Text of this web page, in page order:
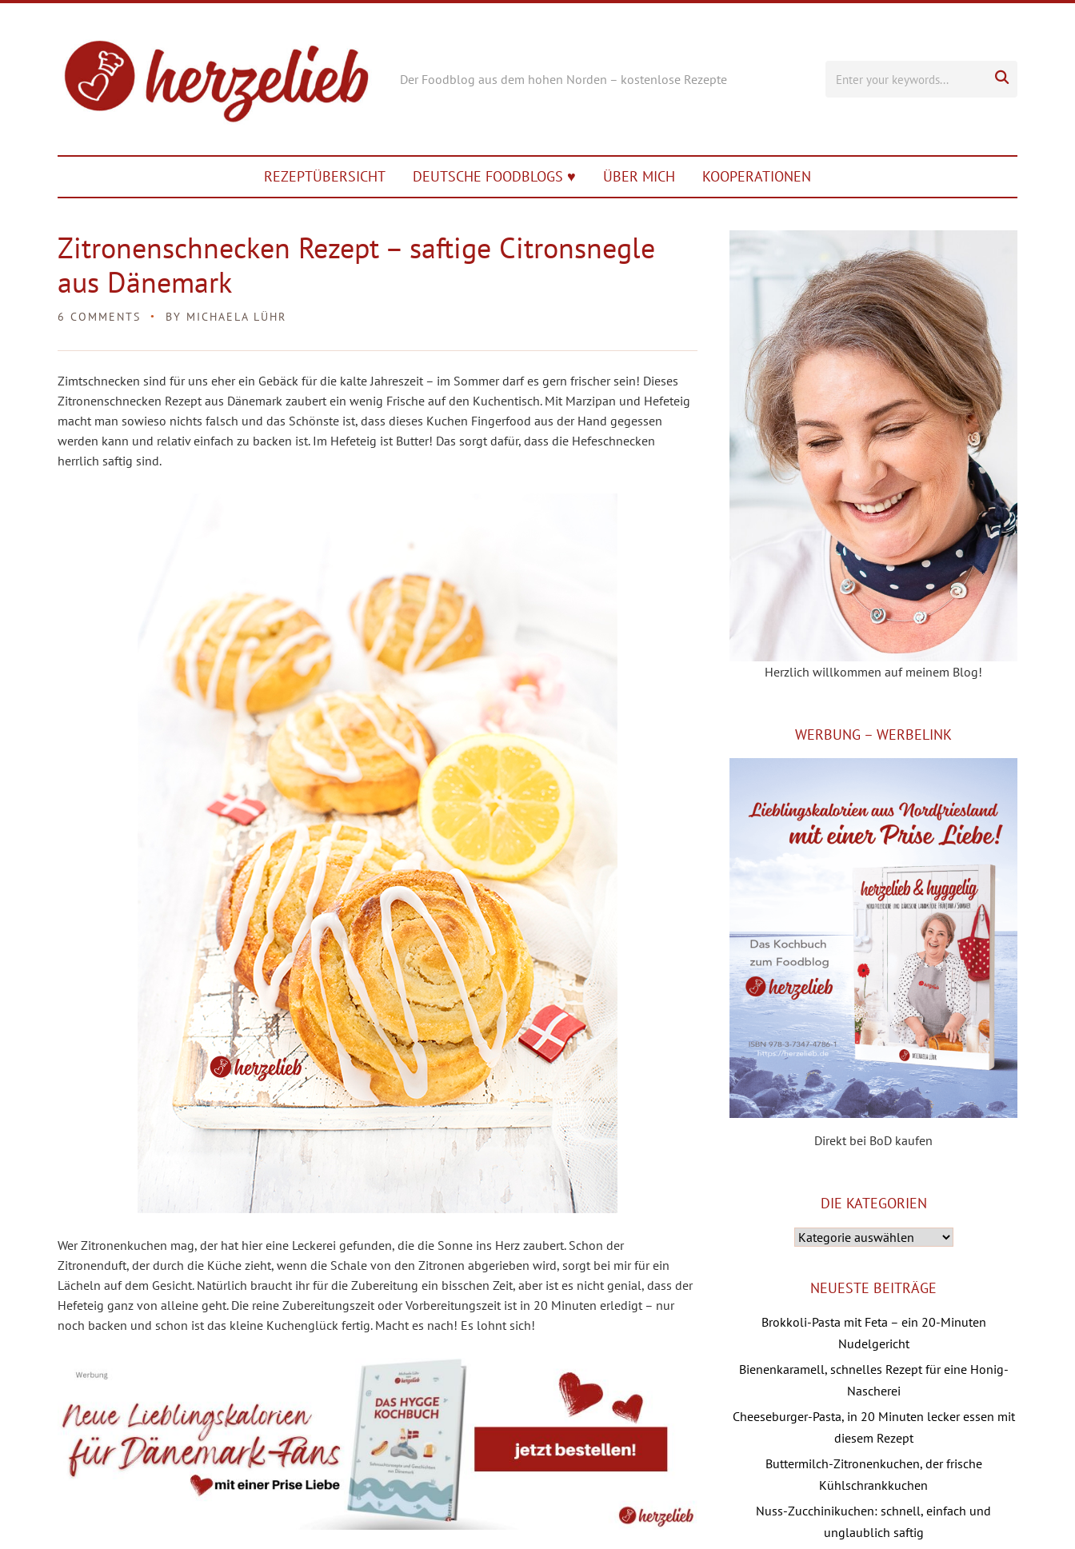
Der Foodblog aus dem hohen Norden – kostenlose Rezepte 
REZEPTÜBERSICHT DEUTSCHE FOODBLOGS ♥︎ ÜBER MICH KOOPERATIONEN
Zitronenschnecken Rezept – saftige Citronsnegle
aus Dänemark
6 COMMENTS BY MICHAELA LÜHR
Zimtschnecken sind für uns eher ein Gebäck für die kalte Jahreszeit – im Sommer darf es gern frischer sein! Dieses
Zitronenschnecken Rezept aus Dänemark zaubert ein wenig Frische auf den Kuchentisch. Mit Marzipan und Hefeteig
macht man sowieso nichts falsch und das Schönste ist, dass dieses Kuchen Fingerfood aus der Hand gegessen
werden kann und relativ einfach zu backen ist. Im Hefeteig ist Butter! Das sorgt dafür, dass die Hefeschnecken
herrlich saftig sind.
Wer Zitronenkuchen mag, der hat hier eine Leckerei gefunden, die die Sonne ins Herz zaubert. Schon der
Zitronenduft, der durch die Küche zieht, wenn die Schale von den Zitronen abgerieben wird, sorgt bei mir für ein
Lächeln auf dem Gesicht. Natürlich braucht ihr für die Zubereitung ein bisschen Zeit, aber ist es nicht genial, dass der
Hefeteig ganz von alleine geht. Die reine Zubereitungszeit oder Vorbereitungszeit ist in 20 Minuten erledigt – nur
noch backen und schon ist das kleine Kuchenglück fertig. Macht es nach! Es lohnt sich!
Herzlich willkommen auf meinem Blog!
WERBUNG – WERBELINK
Direkt bei BoD kaufen
DIE KATEGORIEN
NEUESTE BEITRÄGE
Brokkoli-Pasta mit Feta – ein 20-Minuten
Nudelgericht
Bienenkaramell, schnelles Rezept für eine Honig-
Nascherei
Cheeseburger-Pasta, in 20 Minuten lecker essen mit
diesem Rezept
Buttermilch-Zitronenkuchen, der frische
Kühlschrankkuchen
Nuss-Zucchinikuchen: schnell, einfach und
unglaublich saftig